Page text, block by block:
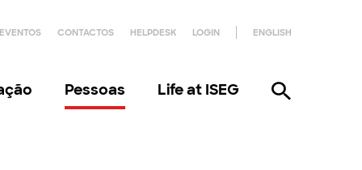
EVENTOS CONTACTOS HELPDESK LOGIN ENGLISH
Pessoas Life at ISEG